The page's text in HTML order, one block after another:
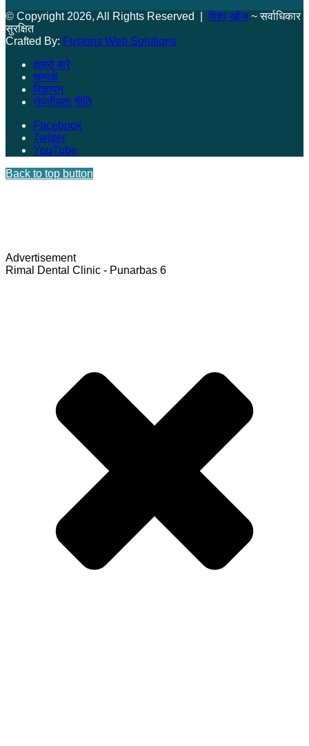
© Copyright 2026, All Rights Reserved | विश्व खोज~ सर्वाधिकार
सुरक्षित
Crafted By: Fusions Web Solutions
हाम्रो बारे
सम्पर्क
विज्ञापन
गोपनीयता नीति
Facebook
Twitter
YouTube
Back to top button
Advertisement
Rimal Dental Clinic - Punarbas 6